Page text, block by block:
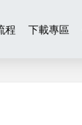
程 下載專區